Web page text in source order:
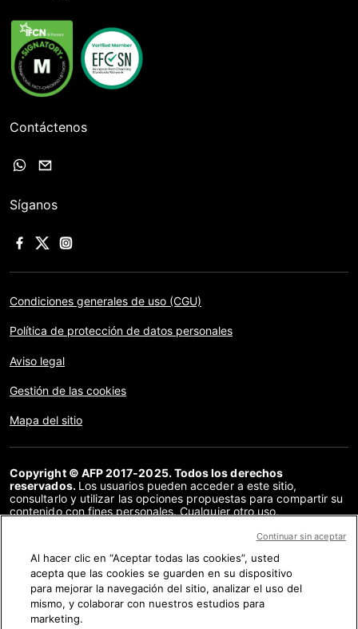
Contáctenos
Síganos
Condiciones generales de uso (CGU)
Política de protección de datos personales
Aviso legal
Gestión de las cookies
Mapa del sitio
Copyright © AFP 2017-2025. Todos los derechos
reservados. Los usuarios pueden acceder a este sitio,
consultarlo y utilizar las opciones propuestas para compartir su
contenido con fines personales. Cualquier otro uso,
distribución del contenido de este sitio, en su totalidad o en
acuerdo específico firmado con la AFP, está estrictamente
prohibido. Los elementos analizados en cada verificación se
presentan o se enlazan en tanto en cuanto son necesarios para
la correcta comprensión de la verificación en cuestión. La AFP
no cuenta con derechos sobre los autores ni sobre los
propietarios del copyright de estos contenidos de terceras
Al hacer clic en “Aceptar todas las cookies”, usted
acepta que las cookies se guarden en su dispositivo
para mejorar la navegación del sitio, analizar el uso del
mismo, y colaborar con nuestros estudios para
marketing.
Continuar sin aceptar